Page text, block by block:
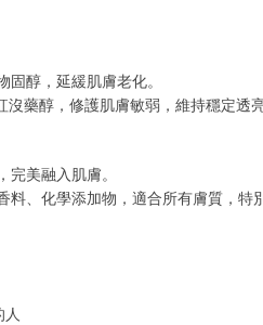
固醇，延緩肌膚老化。
藥醇，修護肌膚敏弱，維持穩定透亮
完美融入肌膚。
、化學添加物，適合所有膚質，特
人